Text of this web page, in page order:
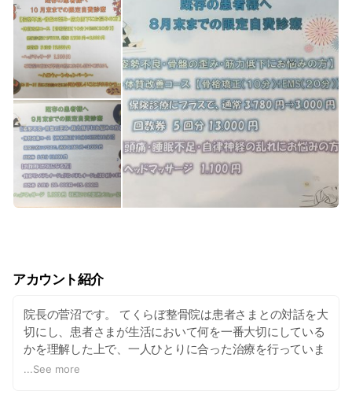
アカウント紹介
院長の菅沼です。 てくらぼ整骨院は患者さまとの対話を大
切にし、患者さまが生活において何を一番大切にしている
かを理解した上で、一人ひとりに合った治療を行っていま
す。 肩コリ・腰痛・膝の痛み・交通事故・スポーツによる
...See more